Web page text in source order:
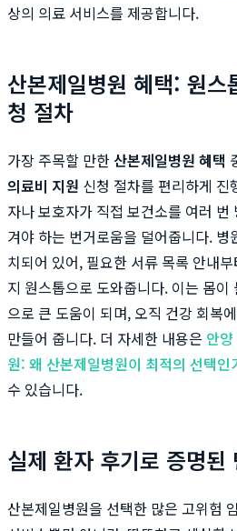
상의 의료 서비스를 제공합니다.
산본제일병원 혜택: 원스
청 절차
가장 주목할 만한 산본제일병원 혜택
의료비 지원 신청 절차를 편리하게
자나 보호자가 직접 보건소를 여러
겨야 하는 번거로움을 덜어줍니다. 병
치되어 있어, 필요한 서류 목록 안내
지 원스톱으로 도와줍니다. 이는 몸이
으로 큰 도움이 되며, 오직 건강 회복
만들어 줍니다. 더 자세한 내용은 안
원: 왜 산본제일병원이 최적의 선택인
수 있습니다.
실제 환자 후기로 증명된
산본제일병원을 선택한 많은 고위험